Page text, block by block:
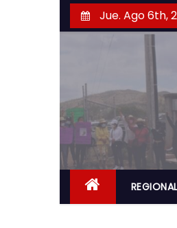
a
r
a
l
n
Jue. Ago 6th,
REGIONAL